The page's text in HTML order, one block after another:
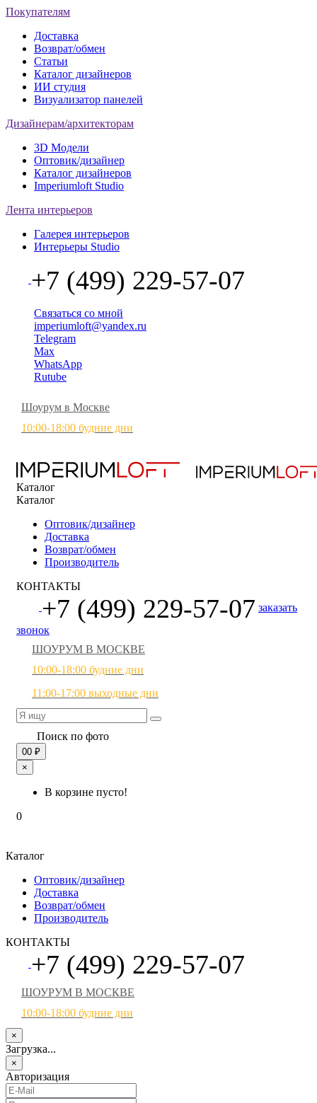
Покупателям
Доставка
Возврат/обмен
Статьи
Каталог дизайнеров
ИИ студия
Визуализатор панелей
Дизайнерам/архитекторам
3D Модели
Оптовик/дизайнер
Каталог дизайнеров
Imperiumloft Studio
Лента интерьеров
Галерея интерьеров
Интерьеры Studio
+7 (499) 229-57-07
Связаться со мной
imperiumloft@yandex.ru
Telegram
Max
WhatsApp
Rutube
Шоурум в Москве
10:00-18:00 будние дни
Каталог
Каталог
Оптовик/дизайнер
Доставка
Возврат/обмен
Производитель
КОНТАКТЫ
+7 (499) 229-57-07 заказать
звонок
ШОУРУМ В МОСКВЕ
10:00-18:00 будние дни
11:00-17:00 выходные дни
Поиск по фото
00 ₽
×
В корзине пусто!
0
Каталог
Оптовик/дизайнер
Доставка
Возврат/обмен
Производитель
КОНТАКТЫ
+7 (499) 229-57-07
ШОУРУМ В МОСКВЕ
10:00-18:00 будние дни
×
Загрузка...
×
Авторизация